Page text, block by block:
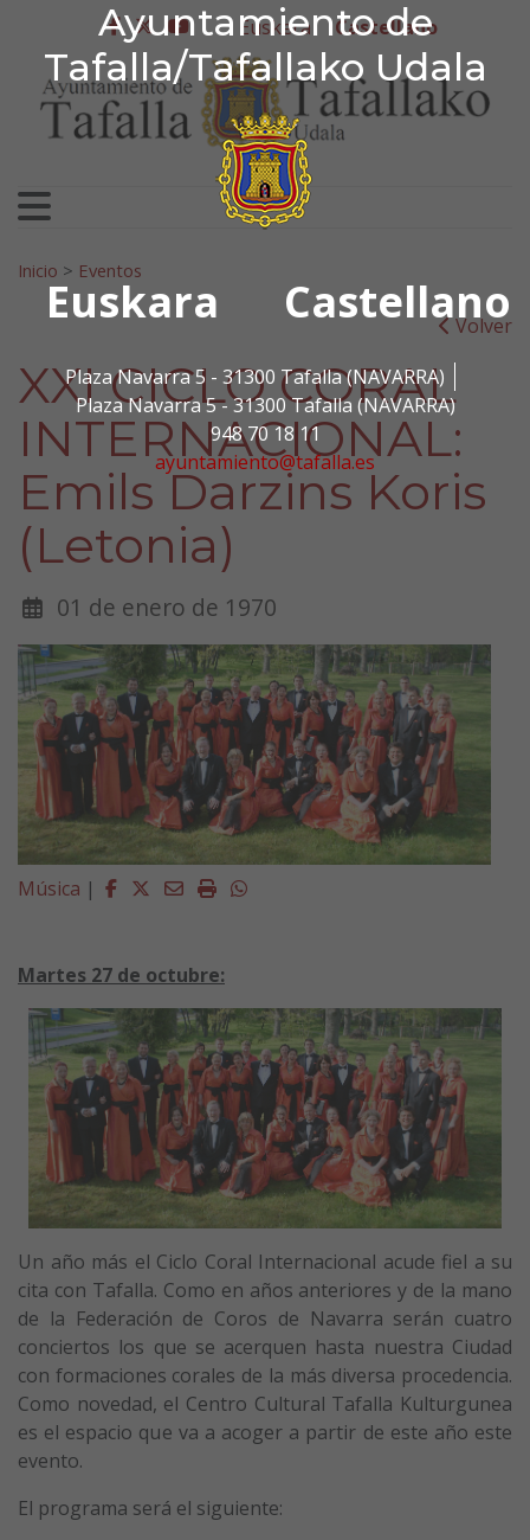
Ayuntamiento de
Tafalla/Tafallako Udala
Euskara Castellano
Plaza Navarra 5 - 31300 Tafalla (NAVARRA)
Plaza Navarra 5 - 31300 Tafalla (NAVARRA)
948 70 18 11
ayuntamiento@tafalla.es
Ir al contenido
Ayuntamiento de
facebook
twitter
youtube
Euskera Castellano
Search for:
Inicio > Eventos
Volver
XXI CICLO CORAL
INTERNACIONAL:
Emils Darzins Koris
(Letonia)
01 de enero de 1970
Música | Facebook
Twitter
EmailImprimirWhatsapp
Martes 27 de octubre:
Un año más el Ciclo Coral Internacional acude fiel a su
cita con Tafalla. Como en años anteriores y de la mano
de la Federación de Coros de Navarra serán cuatro
conciertos los que se acerquen hasta nuestra Ciudad
con formaciones corales de la más diversa procedencia.
Como novedad, el Centro Cultural Tafalla Kulturgunea
es el espacio que va a acoger a partir de este año este
evento.
El programa será el siguiente: